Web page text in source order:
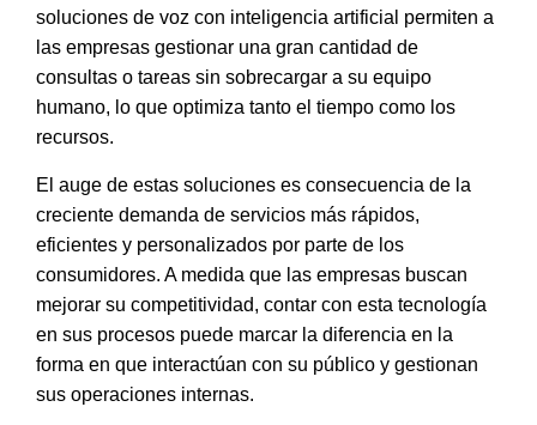
soluciones de voz con inteligencia artificial permiten a
las empresas gestionar una gran cantidad de
consultas o tareas sin sobrecargar a su equipo
humano, lo que optimiza tanto el tiempo como los
recursos.
El auge de estas soluciones es consecuencia de la
creciente demanda de servicios más rápidos,
eficientes y personalizados por parte de los
consumidores. A medida que las empresas buscan
mejorar su competitividad, contar con esta tecnología
en sus procesos puede marcar la diferencia en la
forma en que interactúan con su público y gestionan
sus operaciones internas.